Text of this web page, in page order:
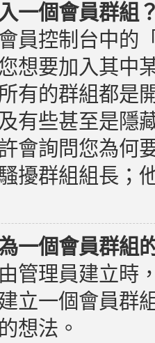
一個會員群組
員控制台中的
想要加入其中
有的群組都是
有些甚至是隱
會詢問您為何
擾群組組長；
一個會員群組
管理員建立時
立一個會員群
想法。